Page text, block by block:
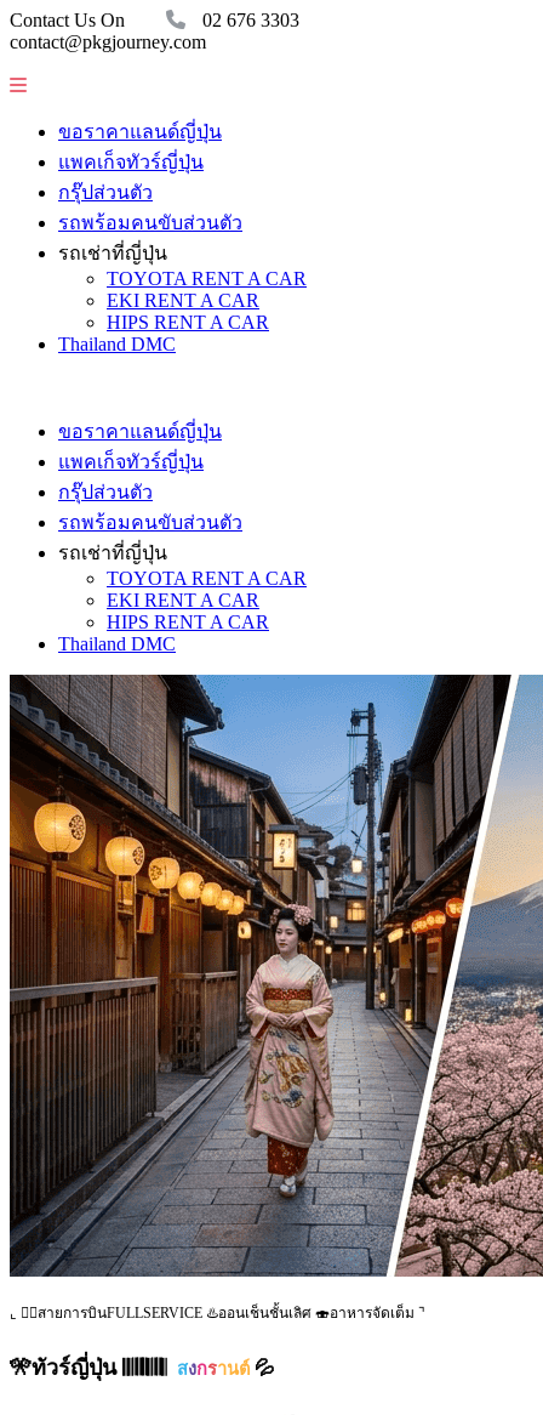
Contact Us On
02 676 3303
contact@pkgjourney.com
ขอราคาแลนด์ญี่ปุ่น
แพคเก็จทัวร์ญี่ปุ่น
กรุ๊ปส่วนตัว
รถพร้อมคนขับส่วนตัว
รถเช่าที่ญี่ปุ่น
TOYOTA RENT A CAR
EKI RENT A CAR
HIPS RENT A CAR
Thailand DMC
ขอราคาแลนด์ญี่ปุ่น
แพคเก็จทัวร์ญี่ปุ่น
กรุ๊ปส่วนตัว
รถพร้อมคนขับส่วนตัว
รถเช่าที่ญี่ปุ่น
TOYOTA RENT A CAR
EKI RENT A CAR
HIPS RENT A CAR
Thailand DMC
⌞ 👨‍✈️สายการบินFULLSERVICE ♨️ออนเช็นชั้นเลิศ 🍣อาหารจัดเต็ม ⌝
🎌ทัวร์ญี่ปุ่น 𝄃𝄃𝄂𝄂𝄀𝄁𝄃𝄂𝄂𝄃 สงกรานต์ 💦